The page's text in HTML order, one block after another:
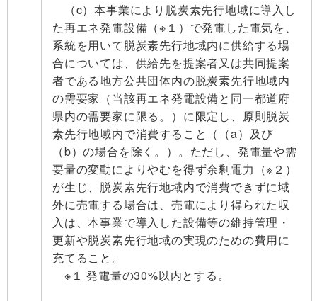
（c）本事業により脱炭素先行地域に導入し
た再エネ発電設備（※１）で発電した電気を、
系統を用いて脱炭素先行地域内に供給する場
合については、供給先を提案者又は共同提案
者である地方公共団体内の脱炭素先行地域内
の需要家（当該再エネ発電設備と同一都道府
県内の需要家に限る。）に限定し、原則脱炭
素先行地域内で消費すること（（a）及び
（b）の場合を除く。）。ただし、発電量や需
要量の変動によりやむを得ず余剰電力（※２）
が生じ、脱炭素先行地域内で消費できずに域
外に売電する場合は、売電により得られた収
入は、本事業で導入した設備等の維持管理・
更新や脱炭素先行地域の実現のための費用に
充てること。
※１ 発電量の30%以内とする。